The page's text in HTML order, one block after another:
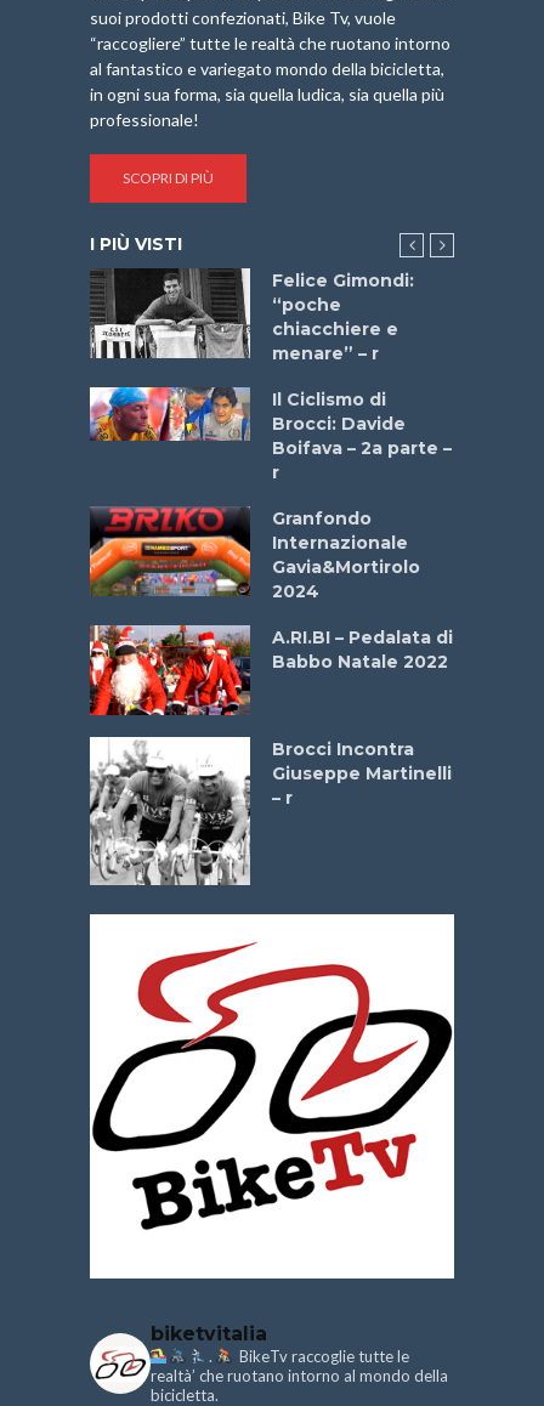
suoi prodotti confezionati, Bike Tv, vuole
“raccogliere” tutte le realtà che ruotano intorno
al fantastico e variegato mondo della bicicletta,
in ogni sua forma, sia quella ludica, sia quella più
professionale!
SCOPRI DI PIÙ
I PIÙ VISTI
Felice Gimondi:
“poche
chiacchiere e
menare” – r
Il Ciclismo di
Brocci: Davide
Boifava – 2a parte –
r
Granfondo
Internazionale
Gavia&Mortirolo
2024
A.RI.BI – Pedalata di
Babbo Natale 2022
Brocci Incontra
Giuseppe Martinelli
– r
biketvitalia
.
BikeTv raccoglie tutte le
realtà’ che ruotano intorno al mondo della
bicicletta.